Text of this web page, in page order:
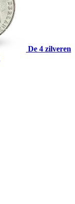
De 4 zilveren